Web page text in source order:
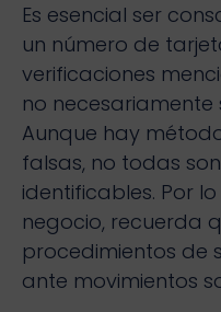
Es esencial ser
un número de
verificaciones
no necesariamente
Aunque hay
falsas, no todas
identificables. Por
negocio, recuerda
procedimientos de
ante movimientos